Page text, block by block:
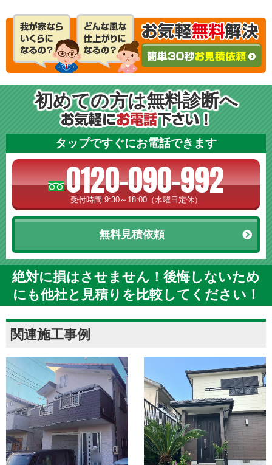
初めての方は無料診断へ
タップですぐにお電話できます
0120-090-992
受付時間 9:30～18:00（水曜日定休）
無料見積依頼
絶対に損はさせません！後悔しないため
にも他社と見積りを比較してください！
関連施工事例